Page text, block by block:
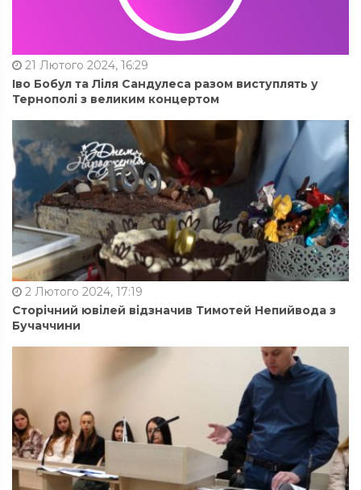
21 Лютого 2024, 16:29
Іво Бобул та Ліля Сандулеса разом виступлять у
Тернополі з великим концертом
2 Лютого 2024, 17:19
Сторічний ювілей відзначив Тимотей Непийвода з
Бучаччини